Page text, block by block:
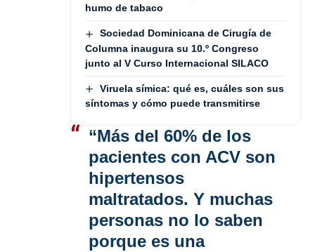
humo de tabaco
Sociedad Dominicana de Cirugía de
Columna inaugura su 10.º Congreso
junto al V Curso Internacional SILACO
Viruela símica: qué es, cuáles son sus
síntomas y cómo puede transmitirse
“Más del 60% de los
pacientes con ACV son
hipertensos
maltratados. Y muchas
personas no lo saben
porque es una